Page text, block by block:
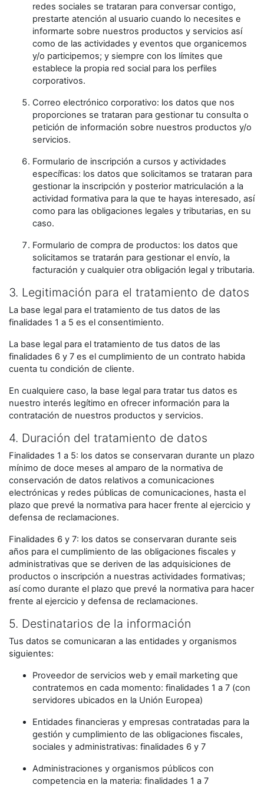
redes sociales se trataran para conversar contigo,
prestarte atención al usuario cuando lo necesites e
informarte sobre nuestros productos y servicios así
como de las actividades y eventos que organicemos
y/o participemos; y siempre con los límites que
establece la propia red social para los perfiles
corporativos.
Correo electrónico corporativo: los datos que nos
proporciones se trataran para gestionar tu consulta o
petición de información sobre nuestros productos y/o
servicios.
Formulario de inscripción a cursos y actividades
específicas: los datos que solicitamos se trataran para
gestionar la inscripción y posterior matriculación a la
actividad formativa para la que te hayas interesado, así
como para las obligaciones legales y tributarias, en su
caso.
Formulario de compra de productos: los datos que
solicitamos se tratarán para gestionar el envío, la
facturación y cualquier otra obligación legal y tributaria.
3. Legitimación para el tratamiento de datos
La base legal para el tratamiento de tus datos de las
finalidades 1 a 5 es el consentimiento.
La base legal para el tratamiento de tus datos de las
finalidades 6 y 7 es el cumplimiento de un contrato habida
cuenta tu condición de cliente.
En cualquiere caso, la base legal para tratar tus datos es
nuestro interés legítimo en ofrecer información para la
contratación de nuestros productos y servicios.
4. Duración del tratamiento de datos
Finalidades 1 a 5: los datos se conservaran durante un plazo
mínimo de doce meses al amparo de la normativa de
conservación de datos relativos a comunicaciones
electrónicas y redes públicas de comunicaciones, hasta el
plazo que prevé la normativa para hacer frente al ejercicio y
defensa de reclamaciones.
Finalidades 6 y 7: los datos se conservaran durante seis
años para el cumplimiento de las obligaciones fiscales y
administrativas que se deriven de las adquisiciones de
productos o inscripción a nuestras actividades formativas;
así como durante el plazo que prevé la normativa para hacer
frente al ejercicio y defensa de reclamaciones.
5. Destinatarios de la información
Tus datos se comunicaran a las entidades y organismos
siguientes:
Proveedor de servicios web y email marketing que
contratemos en cada momento: finalidades 1 a 7 (con
servidores ubicados en la Unión Europea)
Entidades financieras y empresas contratadas para la
gestión y cumplimiento de las obligaciones fiscales,
sociales y administrativas: finalidades 6 y 7
Administraciones y organismos públicos con
competencia en la materia: finalidades 1 a 7